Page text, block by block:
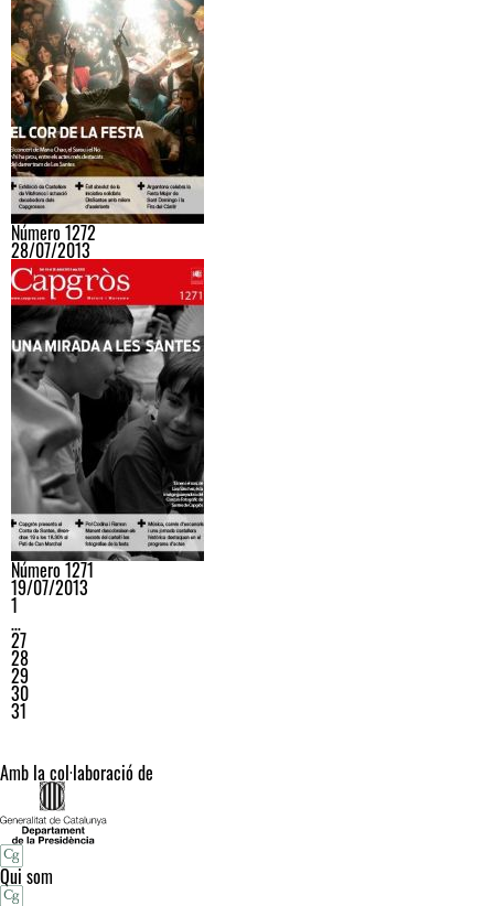
Número 1272
28/07/2013
Número 1271
19/07/2013
1
…
27
28
29
30
31
Amb la col·laboració de
Qui som